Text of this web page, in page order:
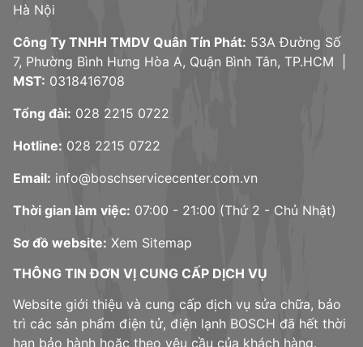
Hà Nội
Công Ty TNHH TMDV Quân Tín Phát: 53A Đường Số
7, Phường Bình Hưng Hòa A, Quận Bình Tân, TP.HCM |
MST: 0318416708
Tổng đài: 028 2215 0722
Hotline: 028 2215 0722
Email: info@boschservicecenter.com.vn
Thời gian làm việc: 07:00 - 21:00 (Thứ 2 - Chủ Nhật)
Sơ đồ website: Xem Sitemap
THÔNG TIN ĐƠN VỊ CUNG CẤP DỊCH VỤ
Website giới thiệu và cung cấp dịch vụ sửa chữa, bảo
trì các sản phẩm điện tử, điện lạnh BOSCH đã hết thời
hạn bảo hành hoặc theo yêu cầu của khách hàng.